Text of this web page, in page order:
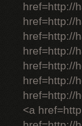
href=http://
href=http://
href=http://
href=http://
href=http://
href=http://
href=http://
<a